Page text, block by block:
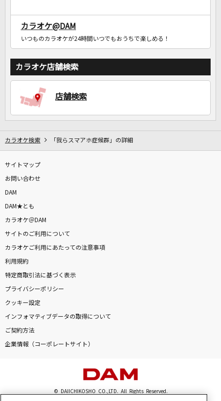
自宅でカラオケ歌い放題！
家族や友達と一緒に！練習にも！
カラオケ@DAM
いつものカラオケが24時間いつでもおうちで楽しめる！
カラオケ店舗検索
店舗検索
カラオケ検索 「我らスマアホ症候群」の詳細
サイトマップ
お問い合わせ
DAM
DAM★とも
カラオケ＠DAM
サイトのご利用について
カラオケご利用にあたっての注意事項
利用規約
特定商取引法に基づく表示
プライバシーポリシー
クッキー設定
インフォマティブデータの取得について
ご契約方法
企業情報（コーポレートサイト）
© DAIICHIKOSHO CO.,LTD. All Rights Reserved.